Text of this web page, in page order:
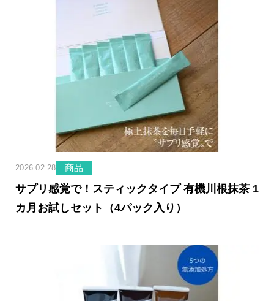
2026.02.28 商品
サプリ感覚で！スティックタイプ 有機川根抹茶 1
カ月お試しセット（4パック入り）